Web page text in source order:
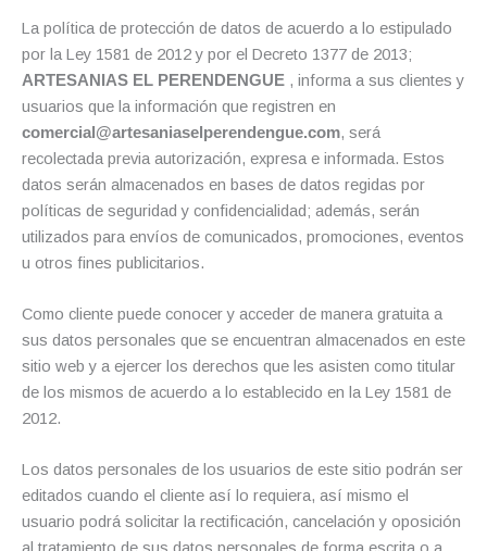
La política de protección de datos de acuerdo a lo estipulado
por la Ley 1581 de 2012 y por el Decreto 1377 de 2013;
ARTESANIAS EL PERENDENGUE , informa a sus clientes y
usuarios que la información que registren en
comercial@artesaniaselperendengue.com, será
recolectada previa autorización, expresa e informada. Estos
datos serán almacenados en bases de datos regidas por
políticas de seguridad y confidencialidad; además, serán
utilizados para envíos de comunicados, promociones, eventos
u otros fines publicitarios.
Como cliente puede conocer y acceder de manera gratuita a
sus datos personales que se encuentran almacenados en este
sitio web y a ejercer los derechos que les asisten como titular
de los mismos de acuerdo a lo establecido en la Ley 1581 de
2012.
Los datos personales de los usuarios de este sitio podrán ser
editados cuando el cliente así lo requiera, así mismo el
usuario podrá solicitar la rectificación, cancelación y oposición